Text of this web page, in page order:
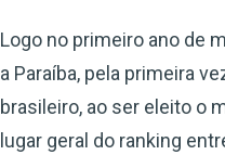
Logo no primeiro ano de
a Paraíba, pela primeira
brasileiro, ao ser eleito o
lugar geral do ranking